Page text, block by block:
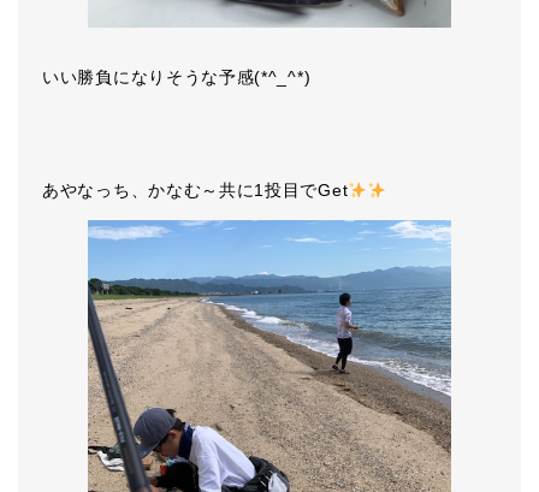
いい勝負になりそうな予感(*^_^*)
あやなっち、かなむ～共に1投目でGet